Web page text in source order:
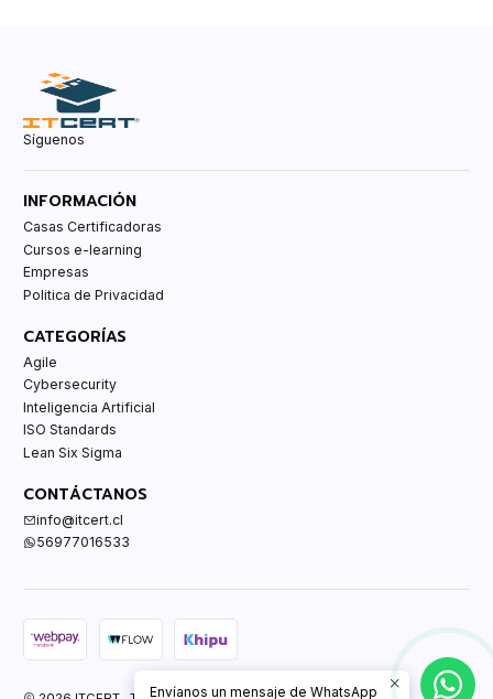
Síguenos
INFORMACIÓN
Casas Certificadoras
Cursos e-learning
Empresas
Politica de Privacidad
CATEGORÍAS
Agile
Cybersecurity
Inteligencia Artificial
ISO Standards
Lean Six Sigma
CONTÁCTANOS
info@itcert.cl
56977016533
Envíanos un mensaje de WhatsApp